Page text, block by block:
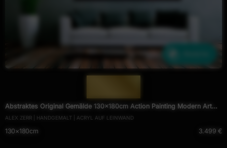
Abstraktes Original Gemälde 130x180cm Action Painting Modern Art
handgemalt Mischtechnik schwarz NEON bunt blau
ALEX ZERR | HANDGEMALT | ACRYL AUF LEINWAND
130×180cm 3.499 €